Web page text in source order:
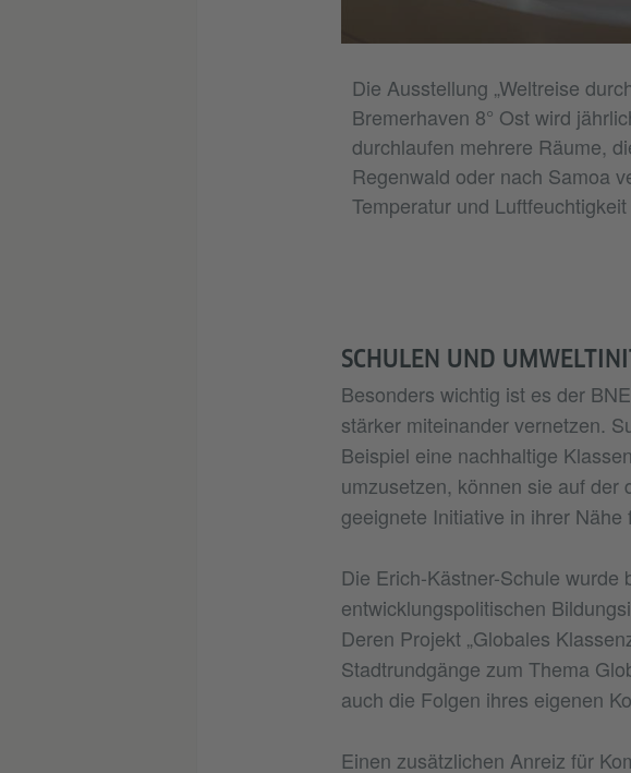
Die Ausstellung „Weltreise
Bremerhaven 8° Ost wird
durchlaufen mehrere Räume,
Regenwald oder nach Samoa
Temperatur und
SCHULEN UND
Besonders wichtig ist es der
stärker miteinander vernetzen.
Beispiel eine nachhaltige
umzusetzen, können sie auf der
geeignete Initiative in ihrer Nähe
Die Erich-Kästner-Schule
entwicklungspolitischen
Deren Projekt „Globales
Stadtrundgänge zum Thema
auch die Folgen ihres eigenen
Einen zusätzlichen Anreiz für